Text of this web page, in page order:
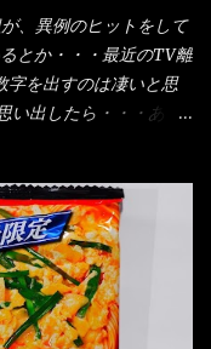
だし汁＞を少し追加
全てお腹の中へ収まっ
いな！ まだ鶏天1個位
げうどんの湯無し＞を
詰め乾麺！ このパッ
でしょう。 そんな贈答
発見し購入！ 中身は、
クになっており、それ
メガドンキでゲットし
色々と各方面へ忖度し
早速1袋を大釜で茹で～
家には、高齢者がいる
は、お店の饂飩に比べ
飩的な太さですね。 さ
、異例のヒットをして
とか・・・最近のTV離
字を出すのは凄いと思
い出したら・・・あっ
ウンターに置かれた＜
何かキャベツが山じ
のです。 普通のとん
るか？ 値段的には、
円程と値段的には、そ